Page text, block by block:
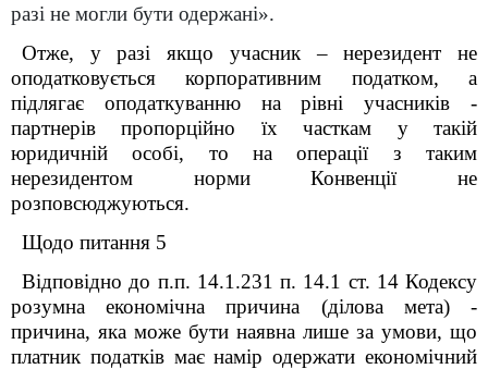
разі не могли бути одержані».
Отже, у разі якщо учасник – нерезидент не
оподатковується корпоративним податком, а
підлягає оподаткуванню на рівні учасників -
партнерів пропорційно їх часткам у такій
юридичній особі, то на операції з таким
нерезидентом норми Конвенції не
розповсюджуються.
Щодо питання 5
Відповідно до п.п. 14.1.231 п. 14.1 ст. 14 Кодексу
розумна економічна причина (ділова мета) -
причина, яка може бути наявна лише за умови, що
платник податків має намір одержати економічний